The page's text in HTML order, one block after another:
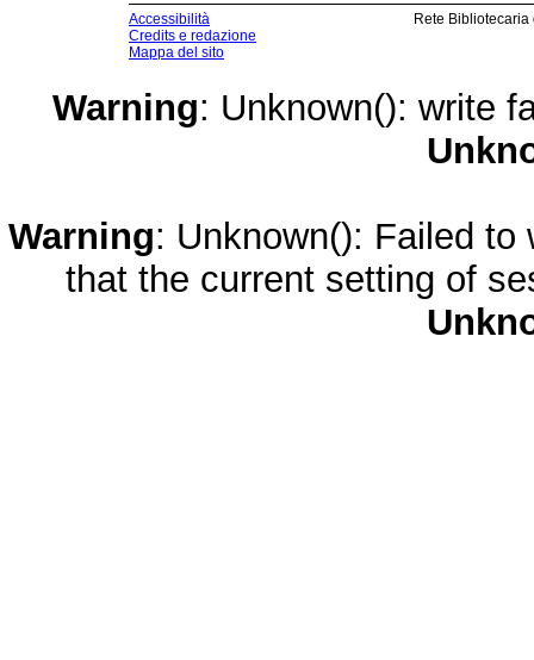
Accessibilità
Credits e redazione
Mappa del sito
Rete
Warning: Unknown(): write
Warning: Unknown(): Failed
that the current setting of